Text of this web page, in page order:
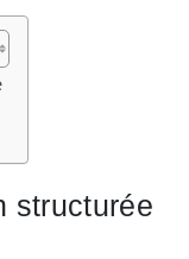
structurée